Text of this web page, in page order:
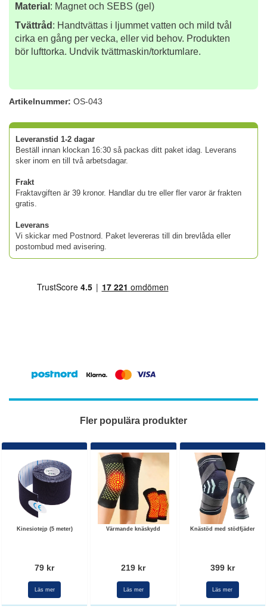
Material : Magnet och SEBS (gel)
Tvättråd : Handtvättas i ljummet vatten och mild tvål
cirka en gång per vecka, eller vid behov. Produkten
bör lufttorka. Undvik tvättmaskin/torktumlare.
Artikelnummer: OS-043
Leveranstid 1-2 dagar
Beställ innan klockan 16:30 så packas ditt paket idag. Leverans
sker inom en till två arbetsdagar.
Frakt
Fraktavgiften är 39 kronor. Handlar du tre eller fler varor är frakten
gratis.
Leverans
Vi skickar med Postnord. Paket levereras till din brevlåda eller
postombud med avisering.
Fler populära produkter
Kinesiotejp (5 meter)
79 kr
Läs mer
Värmande knäskydd
219 kr
Läs mer
Knästöd med stödfjäder
399 kr
Läs mer